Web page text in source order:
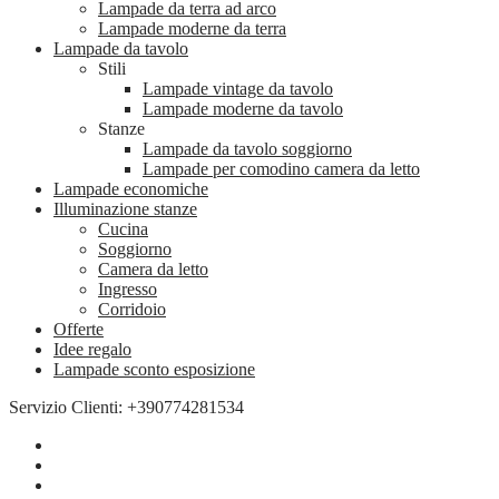
Lampade da terra ad arco
Lampade moderne da terra
Lampade da tavolo
Stili
Lampade vintage da tavolo
Lampade moderne da tavolo
Stanze
Lampade da tavolo soggiorno
Lampade per comodino camera da letto
Lampade economiche
Illuminazione stanze
Cucina
Soggiorno
Camera da letto
Ingresso
Corridoio
Offerte
Idee regalo
Lampade sconto esposizione
Servizio Clienti: +390774281534